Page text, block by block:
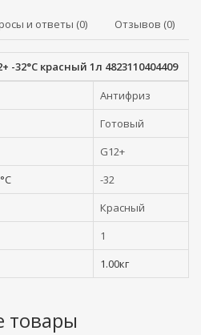
и ответы (0) Отзывов (0)
-32°C красный 1л 4823110404409
Антифриз
Готовый
G12+
-32
Красный
1
1.00кг
товары